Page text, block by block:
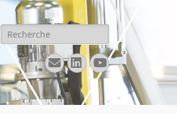
Rechercher :
E-
mail
Linkedin
YouTube